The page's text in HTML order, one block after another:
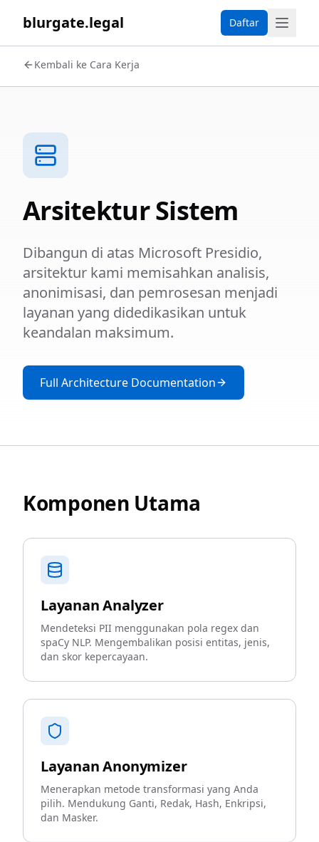
blurgate.legal Daftar
Kembali ke Cara Kerja
Arsitektur Sistem
Dibangun di atas Microsoft Presidio,
arsitektur kami memisahkan analisis,
anonimisasi, dan pemrosesan menjadi
layanan yang didedikasikan untuk
keandalan maksimum.
Full Architecture Documentation
Komponen Utama
Layanan Analyzer
Mendeteksi PII menggunakan pola regex dan
spaCy NLP. Mengembalikan posisi entitas, jenis,
dan skor kepercayaan.
Layanan Anonymizer
Menerapkan metode transformasi yang Anda
pilih. Mendukung Ganti, Redak, Hash, Enkripsi,
dan Masker.